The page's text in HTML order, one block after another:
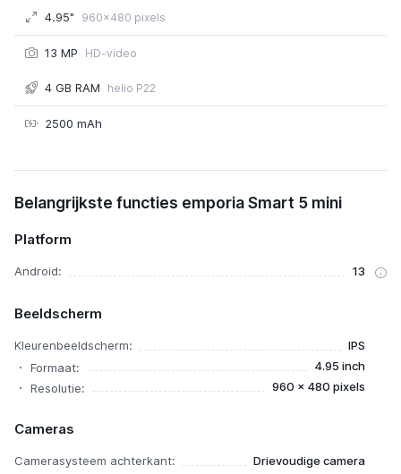
4.95" 960x480 pixels
13 MP HD-video
4 GB RAM helio P22
2500 mAh
emporia Smart 5 mini
Belangrijkste functies emporia Smart 5 mini
Platform
Android: 13
Beeldscherm
Kleurenbeeldscherm:
IPS
Formaat:
4.95 inch
Resolutie:
960 x 480 pixels
Cameras
Camerasysteem achterkant:
Drievoudige camera